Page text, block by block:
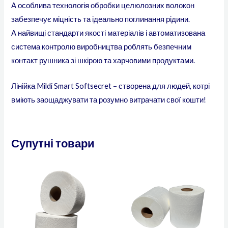
А особлива технологія обробки целюлозних волокон
забезпечує міцність та ідеально поглинання рідини.
А найвищі стандарти якості матеріалів і автоматизована
система контролю виробництва роблять безпечним
контакт рушника зі шкірою та харчовими продуктами.
Лінійка Mildi Smart Softsecret – створена для людей, котрі
вміють заощаджувати та розумно витрачати свої кошти!
Супутні товари